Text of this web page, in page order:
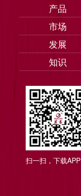
产品
市场
发展
知识
扫一扫，下载APP